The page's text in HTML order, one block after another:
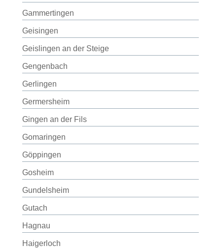
Gammertingen
Geisingen
Geislingen an der Steige
Gengenbach
Gerlingen
Germersheim
Gingen an der Fils
Gomaringen
Göppingen
Gosheim
Gundelsheim
Gutach
Hagnau
Haigerloch